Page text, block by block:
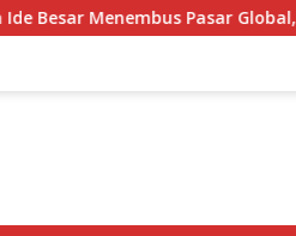
Global, Habib Aboe Dorong